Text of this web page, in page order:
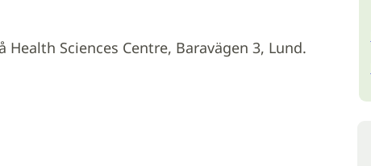
Health Sciences Centre, Baravägen 3, Lund.